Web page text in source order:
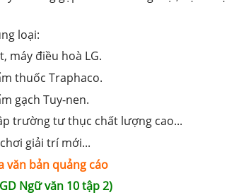
loại:
máy điều hoà LG.
thuốc Traphaco.
gạch Tuy-nen.
trường tư thục chất lượng cao...
giải trí mới...
văn bản quảng cáo
Ngữ văn 10 tập 2)